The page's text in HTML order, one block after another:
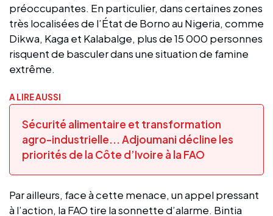
préoccupantes. En particulier, dans certaines zones
très localisées de l’État de Borno au Nigeria, comme
Dikwa, Kaga et Kalabalge, plus de 15 000 personnes
risquent de basculer dans une situation de famine
extrême.
A LIRE AUSSI
Sécurité alimentaire et transformation
agro-industrielle... Adjoumani décline les
priorités de la Côte d’Ivoire à la FAO
Par ailleurs, face à cette menace, un appel pressant
à l’action, la FAO tire la sonnette d’alarme. Bintia